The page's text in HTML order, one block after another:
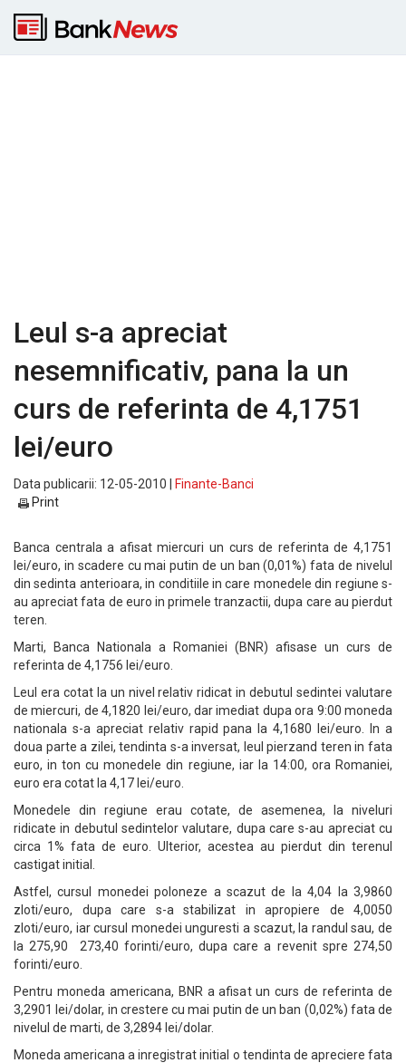
Leul s-a apreciat
nesemnificativ, pana la un
curs de referinta de 4,1751
lei/euro
Data publicarii: 12-05-2010 |
Finante-Banci
Print
Banca centrala a afisat miercuri un curs de referinta de 4,1751
lei/euro, in scadere cu mai putin de un ban (0,01%) fata de nivelul
din sedinta anterioara, in conditiile in care monedele din regiune s-
au apreciat fata de euro in primele tranzactii, dupa care au pierdut
teren.
Marti, Banca Nationala a Romaniei (BNR) afisase un curs de
referinta de 4,1756 lei/euro.
Leul era cotat la un nivel relativ ridicat in debutul sedintei valutare
de miercuri, de 4,1820 lei/euro, dar imediat dupa ora 9:00 moneda
nationala s-a apreciat relativ rapid pana la 4,1680 lei/euro. In a
doua parte a zilei, tendinta s-a inversat, leul pierzand teren in fata
euro, in ton cu monedele din regiune, iar la 14:00, ora Romaniei,
euro era cotat la 4,17 lei/euro.
Monedele din regiune erau cotate, de asemenea, la niveluri
ridicate in debutul sedintelor valutare, dupa care s-au apreciat cu
circa 1% fata de euro. Ulterior, acestea au pierdut din terenul
castigat initial.
Astfel, cursul monedei poloneze a scazut de la 4,04 la 3,9860
zloti/euro, dupa care s-a stabilizat in apropiere de 4,0050
zloti/euro, iar cursul monedei unguresti a scazut, la randul sau, de
la 275,90 273,40 forinti/euro, dupa care a revenit spre 274,50
forinti/euro.
Pentru moneda americana, BNR a afisat un curs de referinta de
3,2901 lei/dolar, in crestere cu mai putin de un ban (0,02%) fata de
nivelul de marti, de 3,2894 lei/dolar.
Moneda americana a inregistrat initial o tendinta de apreciere fata